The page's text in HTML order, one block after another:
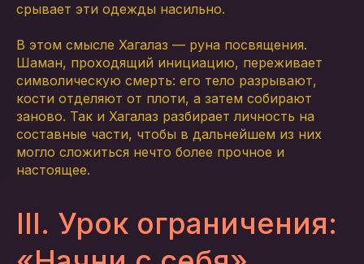
срывает эти одежды насильно.
В этом смысле Хагалаз — руна посвящения.
Шаман, проходящий инициацию, переживает
символическую смерть: его тело разрывают,
кости отделяют от плоти, а затем собирают
заново. Так и Хагалаз разбирает личность на
составные части, чтобы в дальнейшем из них
могло сложиться нечто более прочное и
настоящее.
III. Урок ограничения: